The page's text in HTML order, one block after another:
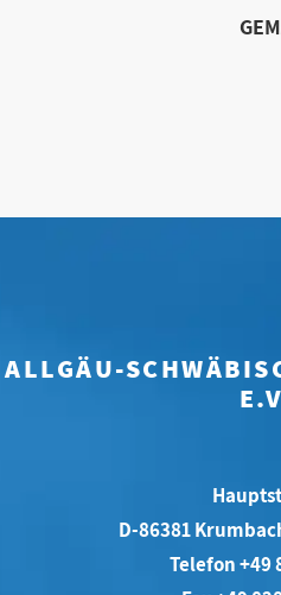
ALLGÄU-
D-86381
Telefon +49